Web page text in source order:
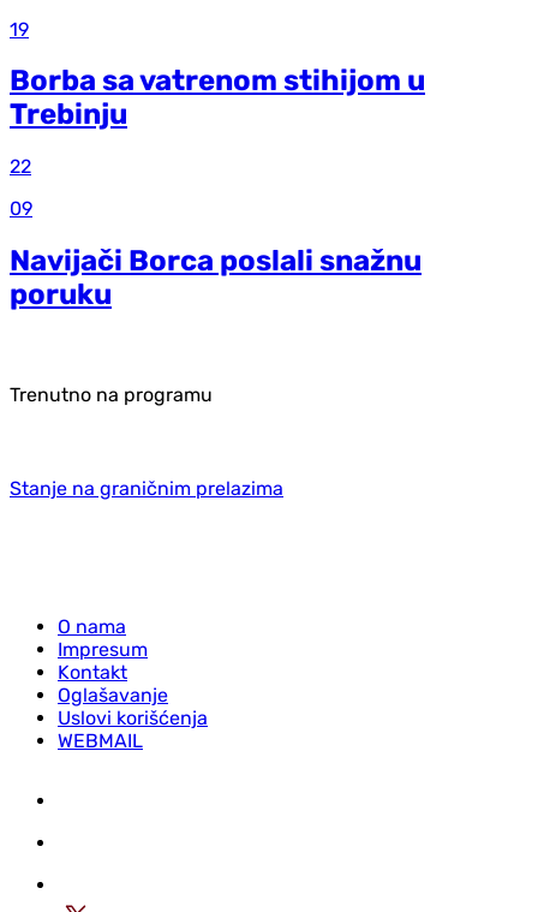
19
Borba sa vatrenom stihijom u
Trebinju
22
09
Navijači Borca poslali snažnu
poruku
Trenutno na programu
Stanje na graničnim prelazima
O nama
Impresum
Kontakt
Oglašavanje
Uslovi korišćenja
WEBMAIL